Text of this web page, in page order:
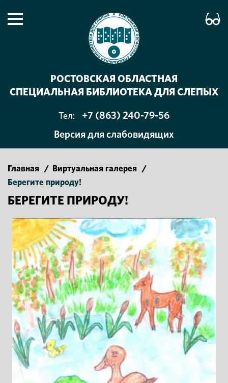
РОСТОВСКАЯ ОБЛАСТНАЯ
СПЕЦИАЛЬНАЯ БИБЛИОТЕКА ДЛЯ СЛЕПЫХ
Тел:
+7 (863) 240-79-56
Версия для слабовидящих
Главная / Виртуальная галерея
/
Берегите природу!
БЕРЕГИТЕ ПРИРОДУ!